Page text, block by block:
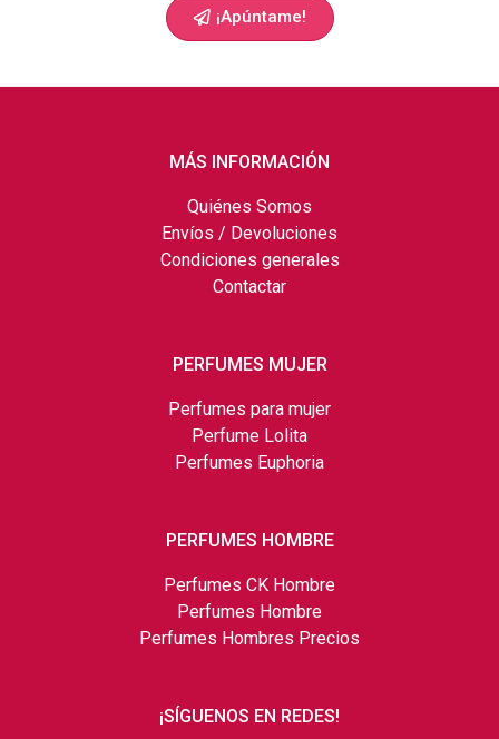
¡Apúntame!
MÁS INFORMACIÓN
Quiénes Somos
Envíos / Devoluciones
Condiciones generales
Contactar
PERFUMES MUJER
Perfumes para mujer
Perfume Lolita
Perfumes Euphoria
PERFUMES HOMBRE
Perfumes CK Hombre
Perfumes Hombre
Perfumes Hombres Precios
¡SÍGUENOS EN REDES!